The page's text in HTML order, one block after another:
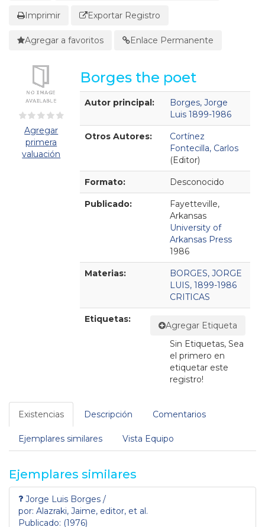
Imprimir Exportar Registro
Agregar a favoritos Enlace Permanente
Agregar
primera
valuación
Borges the poet
Detalles Bibliográficos
Autor principal:
Borges, Jorge
Luis 1899-1986
Otros Autores:
Cortínez
Fontecilla, Carlos
(Editor)
Formato: Desconocido
Publicado:
Fayetteville,
Arkansas
University of
Arkansas Press
1986
Materias:
BORGES, JORGE
LUIS, 1899-1986
CRITICAS
Etiquetas:
Agregar Etiqueta
Sin Etiquetas, Sea
el primero en
etiquetar este
registro!
Existencias Descripción Comentarios
Ejemplares similares Vista Equipo
Ejemplares similares
Jorge Luis Borges /
por: Alazraki, Jaime, editor, et al.
Publicado: (1976)